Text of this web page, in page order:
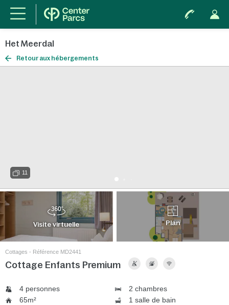
Het Meerdal
Retour aux hébergements
11
Visite virtuelle Plan
Cottages - Référence MD2441
Cottage Enfants Premium
4 personnes
2 chambres
65m²
1 salle de bain